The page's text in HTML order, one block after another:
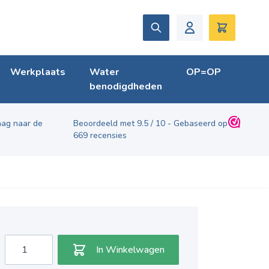
Zoek
Werkplaats
Water
benodigdheden
OP=OP
naar de
Beoordeeld met 9.5 / 10 - Gebaseerd op
669 recensies
In Winkelwagen